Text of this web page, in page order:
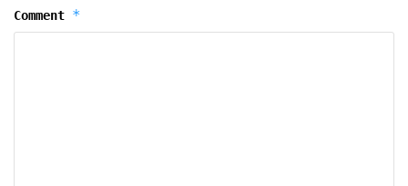
Comment *